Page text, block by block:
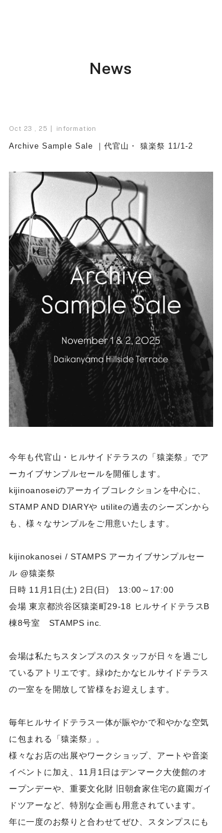
News
Oct 23 , 25 information
Archive Sample Sale ｜代官山・ 猿楽祭 11/1-2
今年も代官山・ヒルサイドテラスの「猿楽祭」でア
ーカイブサンプルセールを開催します。
kijinoanoseiのアーカイブコレクションを中心に、
STAMP AND DIARYや utiliteの過去のシーズンから
も、様々なサンプルをご用意いたします。
kijinokanosei / STAMPS アーカイブサンプルセー
ル @猿楽祭
日時 11月1日(土) 2日(日) 13:00～17:00
会場 東京都渋谷区猿楽町29-18 ヒルサイドテラスB
棟8号室 STAMPS inc.
会場は私たちスタンプスのスタッフが日々を過ごし
ているアトリエです。緑ゆたかなヒルサイドテラス
の一室をを開放して皆様をお迎えします。
毎年ヒルサイドテラス一体が賑やかで和やかな空気
に包まれる「猿楽祭」。
様々なお店の出展やワークショップ、アートや音楽
イベントに加え、11月1日はデンマーク大使館のオ
ープンデーや、重要文化財 旧朝倉家住宅の庭園ガイ
ドツアーなど、特別な企画も用意されています。
年に一度のお祭りと合わせてぜひ、スタンプスにも